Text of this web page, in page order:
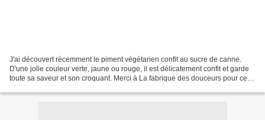
J'ai découvert récemment le piment végétarien confit au sucre de canne.
D'une jolie couleur verte, jaune ou rouge, il est délicatement confit et garde
toute sa saveur et son croquant. Merci à La fabrique des douceurs pour cette